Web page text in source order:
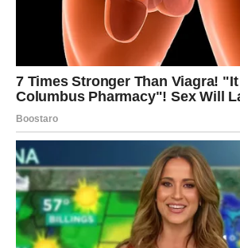
osvetljava
Lavovi često nose prošlost u srcu – i
uspomene. Ali do 15. februara, shvatate
razočaranja više ne definišu. Ona su
više ne sputavaju.
Pogled vam se okreće ka budućnosti. I
dužeg vremena, ta budućnost ne deluje
obećavajuće